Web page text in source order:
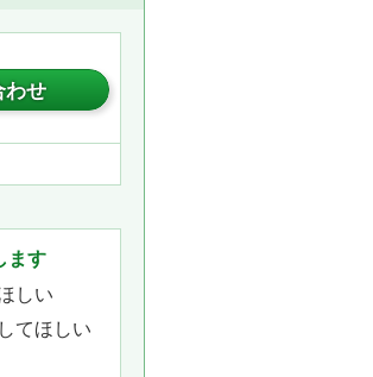
わせ
ます
しい
てほしい